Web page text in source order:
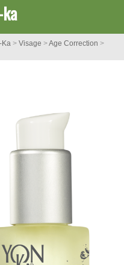
Ka >Visage >Age Correction >